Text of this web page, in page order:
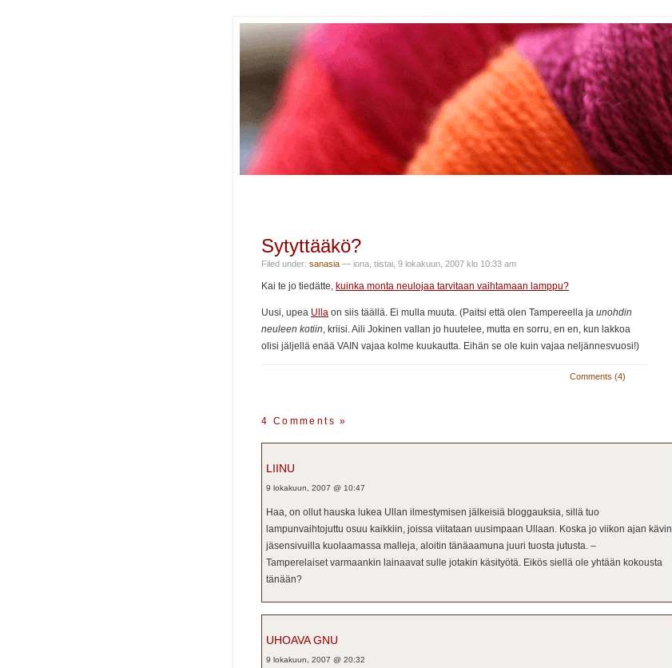
Sytyttääkö?
Filed under: sanasia — iona, tiistai, 9 lokakuun, 2007 klo 10:33 am
Kai te jo tiedätte, kuinka monta neulojaa tarvitaan vaihtamaan lamppu?
Uusi, upea Ulla on siis täällä. Ei mulla muuta. (Paitsi että olen Tampereella ja unohdin
neuleen kotiin, kriisi. Aili Jokinen vallan jo huutelee, mutta en sorru, en en, kun lakkoa
olisi jäljellä enää VAIN vajaa kolme kuukautta. Eihän se ole kuin vajaa neljännesvuosi!)
Comments (4)
4 Comments»
LIINU
9 lokakuun, 2007 @ 10:47
Haa, on ollut hauska lukea Ullan ilmestymisen jälkeisiä bloggauksia, sillä tuo
lampunvaihtojuttu osuu kaikkiin, joissa viitataan uusimpaan Ullaan. Koska jo viikon ajan kävin
jäsensivuilla kuolaamassa malleja, aloitin tänäaamuna juuri tuosta jutusta. –
Tamperelaiset varmaankin lainaavat sulle jotakin käsityötä. Eikös siellä ole yhtään kokousta
tänään?
UHOAVA GNU
9 lokakuun, 2007 @ 20:32